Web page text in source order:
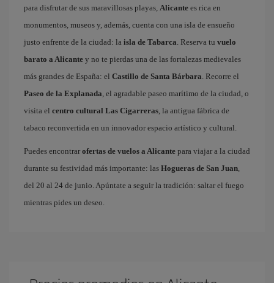
para disfrutar de sus maravillosas playas, Alicante es rica en
monumentos, museos y, además, cuenta con una isla de ensueño
justo enfrente de la ciudad: la isla de Tabarca. Reserva tu vuelo
barato a Alicante y no te pierdas una de las fortalezas medievales
más grandes de España: el Castillo de Santa Bárbara. Recorre el
Paseo de la Explanada, el agradable paseo marítimo de la ciudad, o
visita el centro cultural Las Cigarreras, la antigua fábrica de
tabaco reconvertida en un innovador espacio artístico y cultural.
Puedes encontrar ofertas de vuelos a Alicante para viajar a la ciudad
durante su festividad más importante: las Hogueras de San Juan,
del 20 al 24 de junio. Apúntate a seguir la tradición: saltar el fuego
mientras pides un deseo.